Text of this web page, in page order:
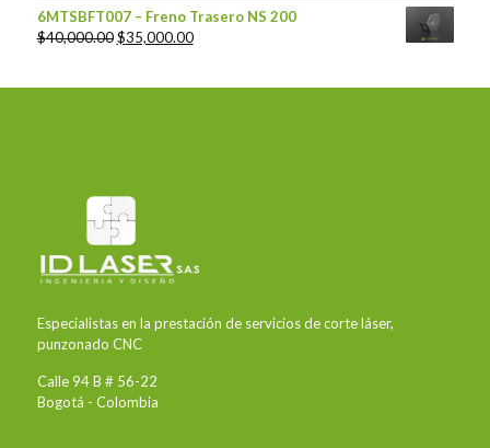
6MTSBFT007 – Freno Trasero NS 200
$40,000.00 $35,000.00
Especialistas en la prestación de servicios de corte láser,
punzonado CNC
Calle 94 B # 56-22
Bogotá - Colombia